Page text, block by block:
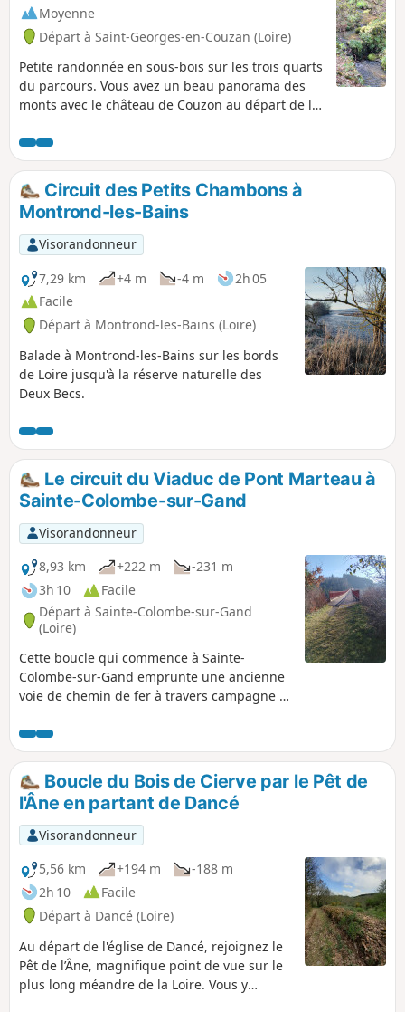
Moyenne
Départ à Saint-Georges-en-Couzan (Loire)
Petite randonnée en sous-bois sur les trois quarts
du parcours. Vous avez un beau panorama des
monts avec le château de Couzon au départ de la
palier qui est facilement abordable et passe aux
abords d'un ruisseau à mi-parcours, qui vous
permet de vous rafraîchir avant d'entamer la
remontée.
Circuit des Petits Chambons à
Montrond-les-Bains
Visorandonneur
7,29 km
+4 m -4 m
2h 05
Facile
Départ à Montrond-les-Bains (Loire)
Balade à Montrond-les-Bains sur les bords
de Loire jusqu'à la réserve naturelle des
Deux Becs.
Le circuit du Viaduc de Pont Marteau à
Sainte-Colombe-sur-Gand
Visorandonneur
8,93 km
+222 m
-231 m
3h 10
Facile
Départ à Sainte-Colombe-sur-Gand
(Loire)
Cette boucle qui commence à Sainte-
Colombe-sur-Gand emprunte une ancienne
voie de chemin de fer à travers campagne et
vertigineux Pont Marteau de 320 m de long
et de 50 m de haut. Ce circuit suit les
panneaux "Sur les traces du tacot" et en
forêt le balisage Jaune et Rouge du GRP®
"Terre de tisseurs en forêt".
Boucle du Bois de Cierve par le Pêt de
l'Âne en partant de Dancé
Visorandonneur
5,56 km
+194 m
-188 m
2h 10
Facile
Départ à Dancé (Loire)
Au départ de l'église de Dancé, rejoignez le
Pêt de l’Âne, magnifique point de vue sur le
plus long méandre de la Loire. Vous y